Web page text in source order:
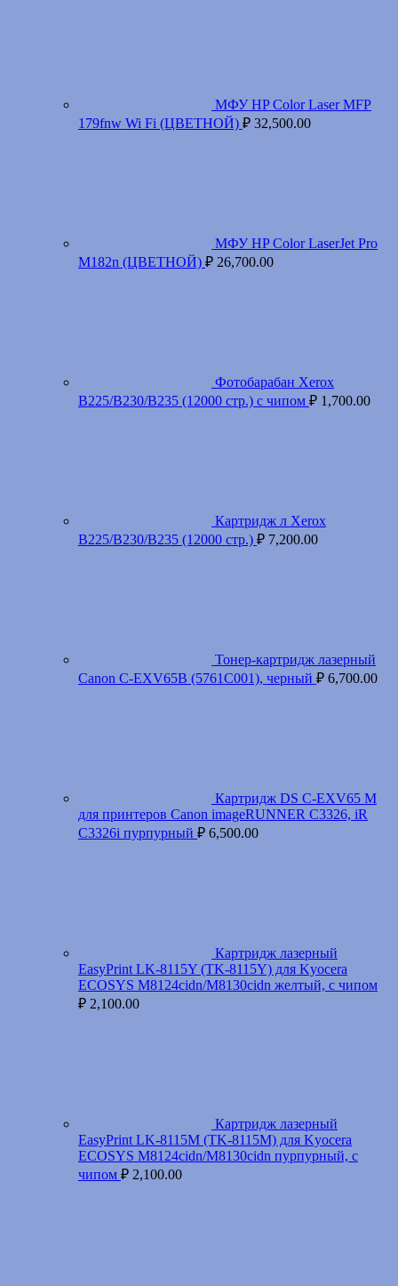
МФУ HP Color Laser MFP
179fnw Wi Fi (ЦВЕТНОЙ) ₽ 32,500.00
МФУ HP Color LaserJet Pro
M182n (ЦВЕТНОЙ) ₽ 26,700.00
Фотобарабан Xerox
B225/B230/B235 (12000 стр.) с чипом ₽ 1,700.00
Картридж л Xerox
B225/B230/B235 (12000 стр.) ₽ 7,200.00
Тонер-картридж лазерный
Canon C-EXV65B (5761C001), черный ₽ 6,700.00
Картридж DS C-EXV65 M
для принтеров Canon imageRUNNER C3326, iR
C3326i пурпурный ₽ 6,500.00
Картридж лазерный
EasyPrint LK-8115Y (TK-8115Y) для Kyocera
ECOSYS M8124cidn/M8130cidn желтый, с чипом
₽ 2,100.00
Картридж лазерный
EasyPrint LK-8115M (TK-8115M) для Kyocera
ECOSYS M8124cidn/M8130cidn пурпурный, с
чипом ₽ 2,100.00